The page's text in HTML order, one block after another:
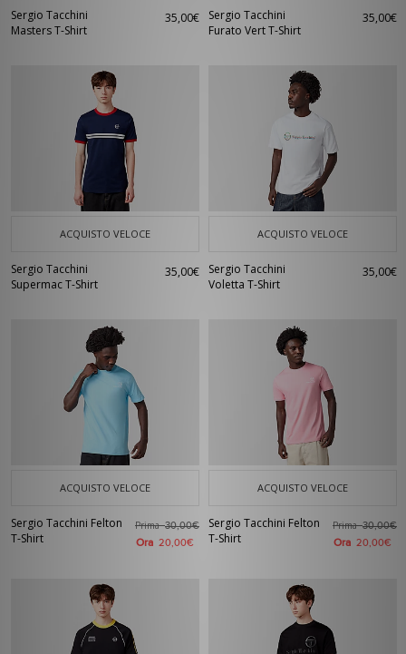
Sergio Tacchini
Masters T-Shirt
35,00€
Sergio Tacchini
Furato Vert T-Shirt
35,00€
ACQUISTO VELOCE
Sergio Tacchini
Supermac T-Shirt
35,00€
ACQUISTO VELOCE
Sergio Tacchini
Voletta T-Shirt
35,00€
ACQUISTO VELOCE
Sergio Tacchini Felton
T-Shirt
Prima30,00€
Ora 20,00€
ACQUISTO VELOCE
Sergio Tacchini Felton
T-Shirt
Prima30,00€
Ora 20,00€